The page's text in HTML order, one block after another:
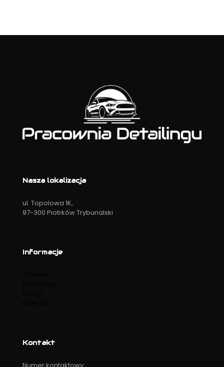
Nasza lokalizacja
ul. Topolowa 1K,
97-300 Piotrków Trybunalski
Informacje
Kontakt